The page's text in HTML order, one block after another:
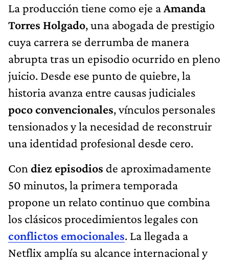
La producción tiene como eje aAmanda
Torres Holgado, una abogada de prestigio
cuya carrera se derrumba de manera
abrupta tras un episodio ocurrido en pleno
juicio. Desde ese punto de quiebre, la
historia avanza entre causas judiciales
poco convencionales, vínculos personales
tensionados y la necesidad de reconstruir
una identidad profesional desde cero.
Con diez episodios de aproximadamente
50 minutos, la primera temporada
propone un relato continuo que combina
los clásicos procedimientos legales con
conflictos emocionales. La llegada a
Netflix amplía su alcance internacional y